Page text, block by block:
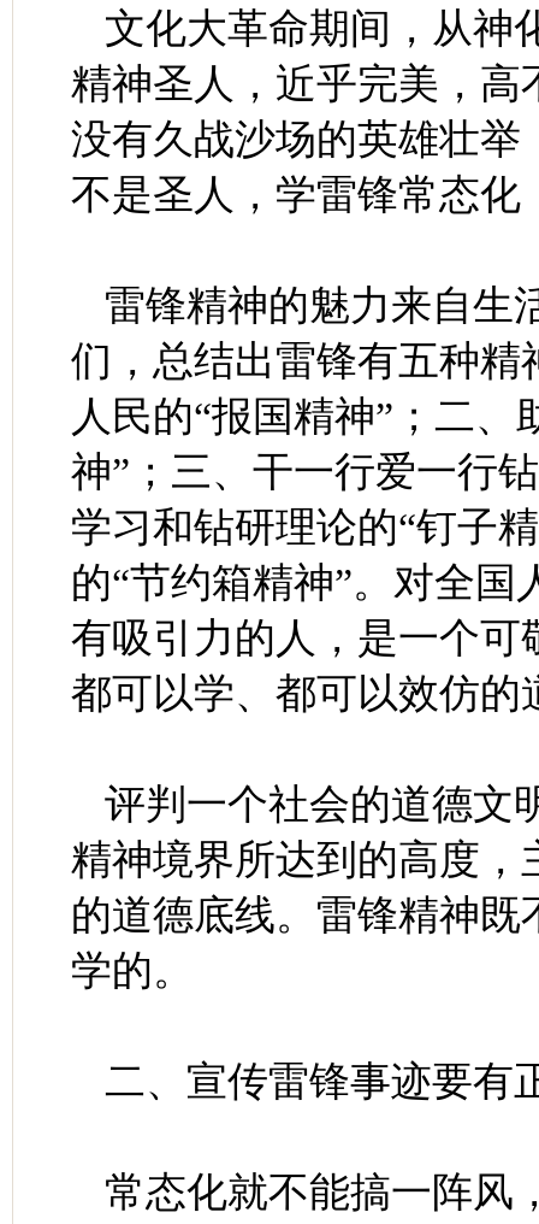
文化大革命期间，从神
精神圣人，近乎完美，高
没有久战沙场的英雄壮
不是圣人，学雷锋常态
雷锋精神的魅力来自生
们，总结出雷锋有五种
人民的“报国精神”；二
神”；三、干一行爱一行
学习和钻研理论的“钉子
的“节约箱精神”。对全
有吸引力的人，是一个
都可以学、都可以效仿的
评判一个社会的道德文
精神境界所达到的高度
的道德底线。雷锋精神
学的。
二、宣传雷锋事迹要有
常态化就不能搞一阵风